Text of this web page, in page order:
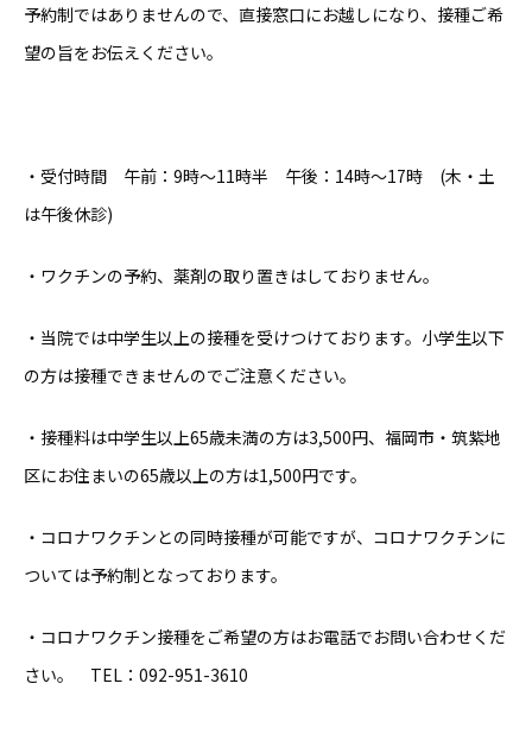
予約制ではありませんので、直接窓口にお越しになり、接種ご希
望の旨をお伝えください。
・受付時間 午前：9時～11時半 午後：14時～17時 (木・土
は午後休診)
・ワクチンの予約、薬剤の取り置きはしておりません。
・当院では中学生以上の接種を受けつけております。小学生以下
の方は接種できませんのでご注意ください。
・接種料は中学生以上65歳未満の方は3,500円、福岡市・筑紫地
区にお住まいの65歳以上の方は1,500円です。
・コロナワクチンとの同時接種が可能ですが、コロナワクチンに
ついては予約制となっております。
・コロナワクチン接種をご希望の方はお電話でお問い合わせくだ
さい。 TEL：092-951-3610